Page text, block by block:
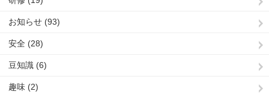
お知らせ (93)
安全 (28)
豆知識 (6)
趣味 (2)